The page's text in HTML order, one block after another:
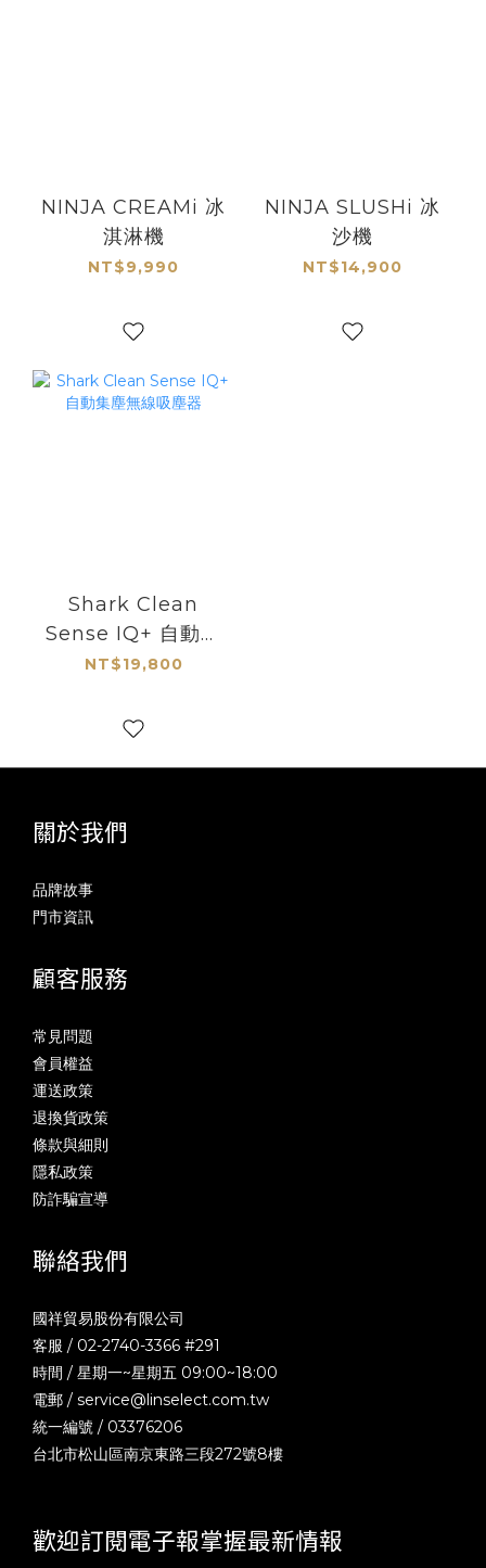
NINJA CREAMi 冰
淇淋機
NT$9,990
NINJA SLUSHi 冰
沙機
NT$14,900
Shark Clean
Sense IQ+ 自動集
塵無線吸塵器
NT$19,800
關於我們
品牌故事
門市資訊
顧客服務
常見問題
會員權益
運送政策
退換貨政策
條款與細則
隱私政策
防詐騙宣導
聯絡我們
國祥貿易股份有限公司
客服 / 02-2740-3366 #291
時間 / 星期一~星期五 09:00~18:00
電郵 / service@linselect.com.tw
統一編號 / 03376206
台北市松山區南京東路三段272號8樓
歡迎訂閱電子報掌握最新情報